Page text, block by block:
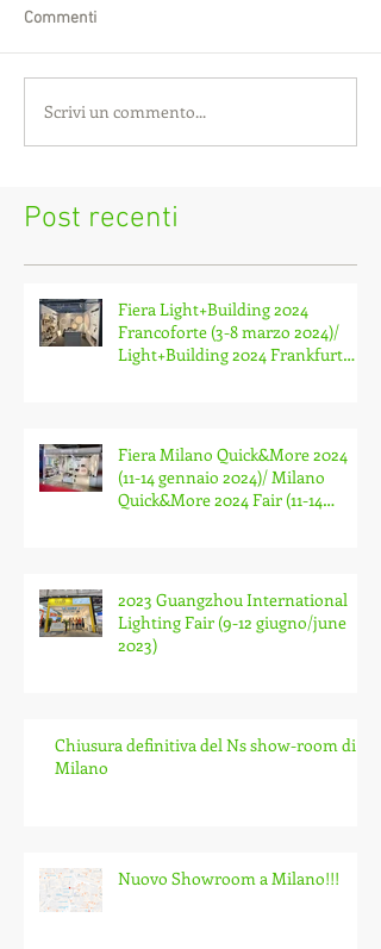
Commenti
Scrivi un commento...
Post recenti
Fiera Light+Building 2024
Francoforte (3-8 marzo 2024)/
Light+Building 2024 Frankfurt
Fiera Milano Quick&More 2024
(11-14 gennaio 2024)/ Milano
Quick&More 2024 Fair (11-14
2023 Guangzhou International
Lighting Fair (9-12 giugno/june
2023)
Chiusura definitiva del Ns show-room di
Milano
Nuovo Showroom a Milano!!!